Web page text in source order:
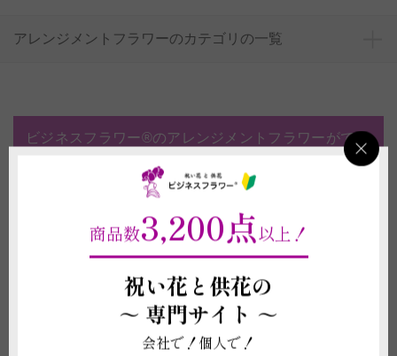
アレンジメントフラワーのカテゴリの一覧
ビジネスフラワー®のアレンジメントフラワーができ
ホテルやイベントでのお渡しに合わせたご
納品承ります
好きな花材・カラーでの作成承ります
個性的なデザイナーから選べるアレンジメ
商品数3,200点以上！
祝い花と供花の
～ 専門サイト ～
会社で！個人で！